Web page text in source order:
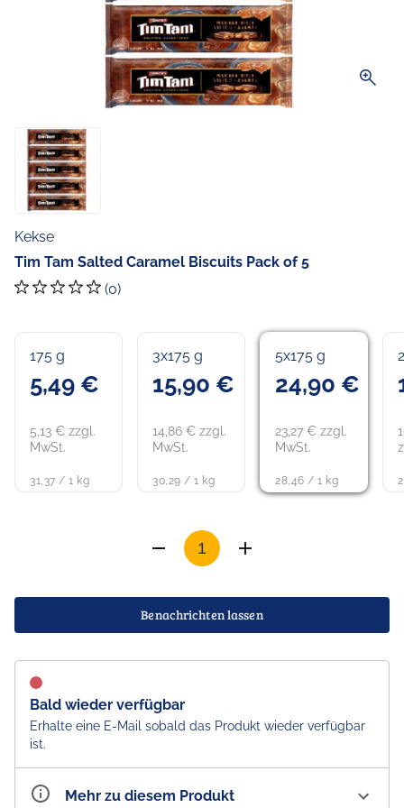
zoom_in
Kekse
Tim Tam Salted Caramel Biscuits Pack of 5
(0)
175 g
5,49 €
5,13 € zzgl.
MwSt.
31,37 / 1 kg
3x175 g
15,90 €
14,86 € zzgl.
MwSt.
30,29 / 1 kg
5x175 g
24,90 €
23,27 € zzgl.
MwSt.
28,46 / 1 kg
Benachrichten lassen
Bald wieder verfügbar
Erhalte eine E-Mail sobald das Produkt wieder verfügbar
ist.
Mehr zu diesem Produkt